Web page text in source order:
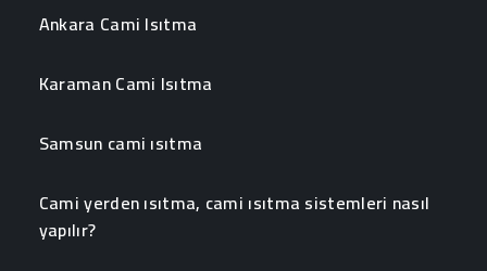
Ankara Cami Isıtma
Karaman Cami Isıtma
Samsun cami ısıtma
Cami yerden ısıtma, cami ısıtma sistemleri nasıl
yapılır?